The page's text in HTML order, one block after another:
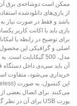
ممکن است دوشاخه‌ی برق
بازی باید با اکانت کاربر
برای توضیح در رابطه با
اصلی و گرافیکی این
مدل، 500 گیکابایت
آن باید سی‌دی داخل دستگاه
خریداری می‌شود، متفاوت
می‌کنند. برای اتصال بعضی
پورت USB برای آن در نظر گرفته شده است. توجه داشته باشید که پایه‌ی نگه‌دارنده‌ی